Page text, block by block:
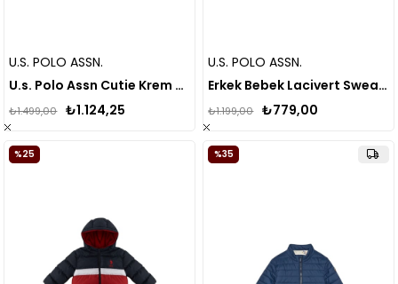
U.S. POLO ASSN.
U.s. Polo Assn Cutie Krem Bebek Tulum
₺1.124,25
₺1.499,00
U.S. POLO ASSN.
Erkek Bebek Lacivert Sweatshirt .USB2508
₺779,00
₺1.199,00
%25 %35